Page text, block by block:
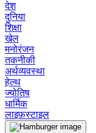
देश
दुनिया
शिक्षा
खेल
मनोरंजन
तकनीकी
अर्थव्यवस्था
हेल्थ
ज्योतिष
धार्मिक
लाइफ़स्टाइल